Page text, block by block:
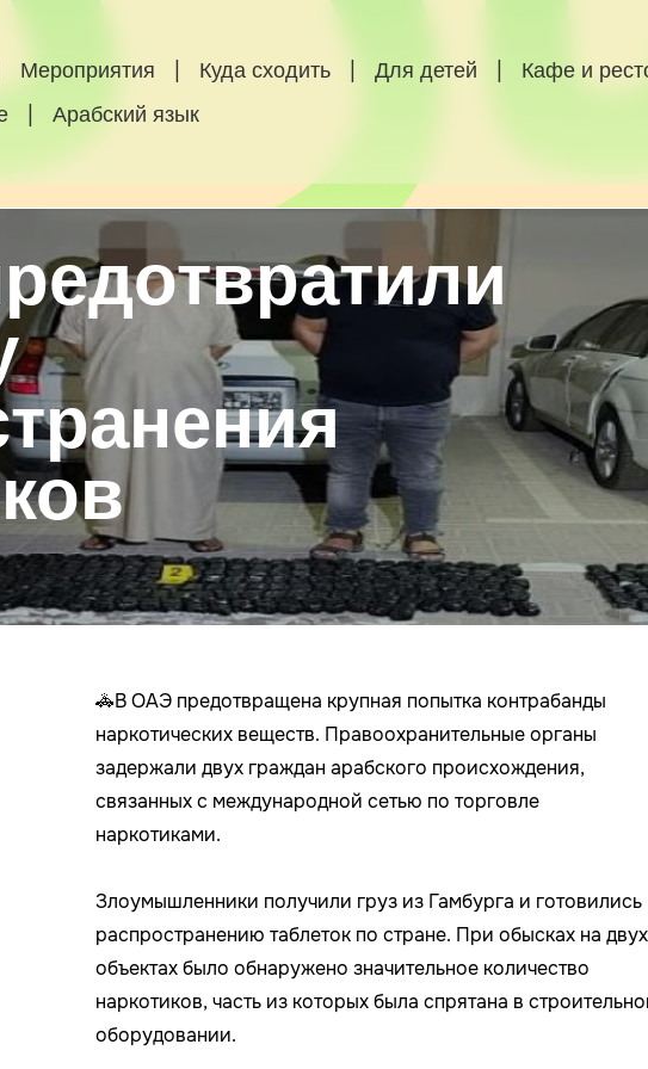
Мероприятия Куда сходить Для детей
Кафе и
Арабский язык
🚓В ОАЭ предотвращена крупная попытка контрабанды
наркотических веществ. Правоохранительные органы
задержали двух граждан арабского происхождения,
связанных с международной сетью по торговле
наркотиками.
Злоумышленники получили груз из Гамбурга и готовились
распространению таблеток по стране. При обысках на двух
объектах было обнаружено значительное количество
наркотиков, часть из которых была спрятана в
оборудовании.